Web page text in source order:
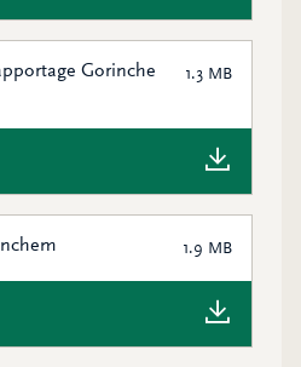
Gorinche
1.3 MB
1.9 MB